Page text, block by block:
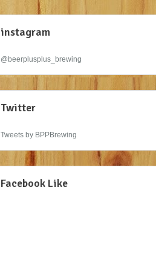
instagram
@beerplusplus_brewing
Twitter
Tweets by BPPBrewing
Facebook Like